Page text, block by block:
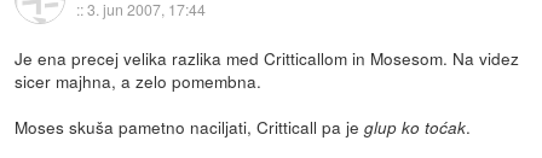
::3. jun 2007, 17:44
Je ena precej velika razlika med Critticallom in Mosesom. Na videz
sicer majhna, a zelo pomembna.
Moses skuša pametno naciljati, Critticall pa jeglup ko toćak.